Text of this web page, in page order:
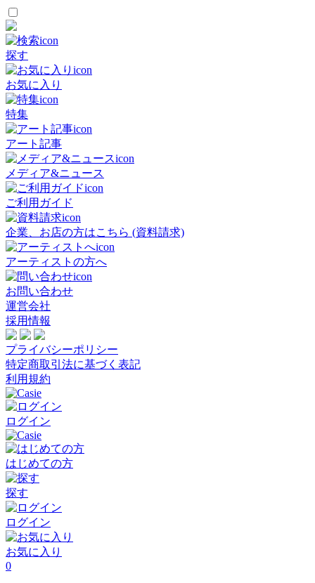
探す
お気に入り
特集
アート記事
メディア&ニュース
ご利用ガイド
企業、お店の方はこちら (資料請求)
アーティストの方へ
お問い合わせ
運営会社
採用情報
プライバシーポリシー
特定商取引法に基づく表記
利用規約
ログイン
はじめての方
探す
ログイン
お気に入り
0